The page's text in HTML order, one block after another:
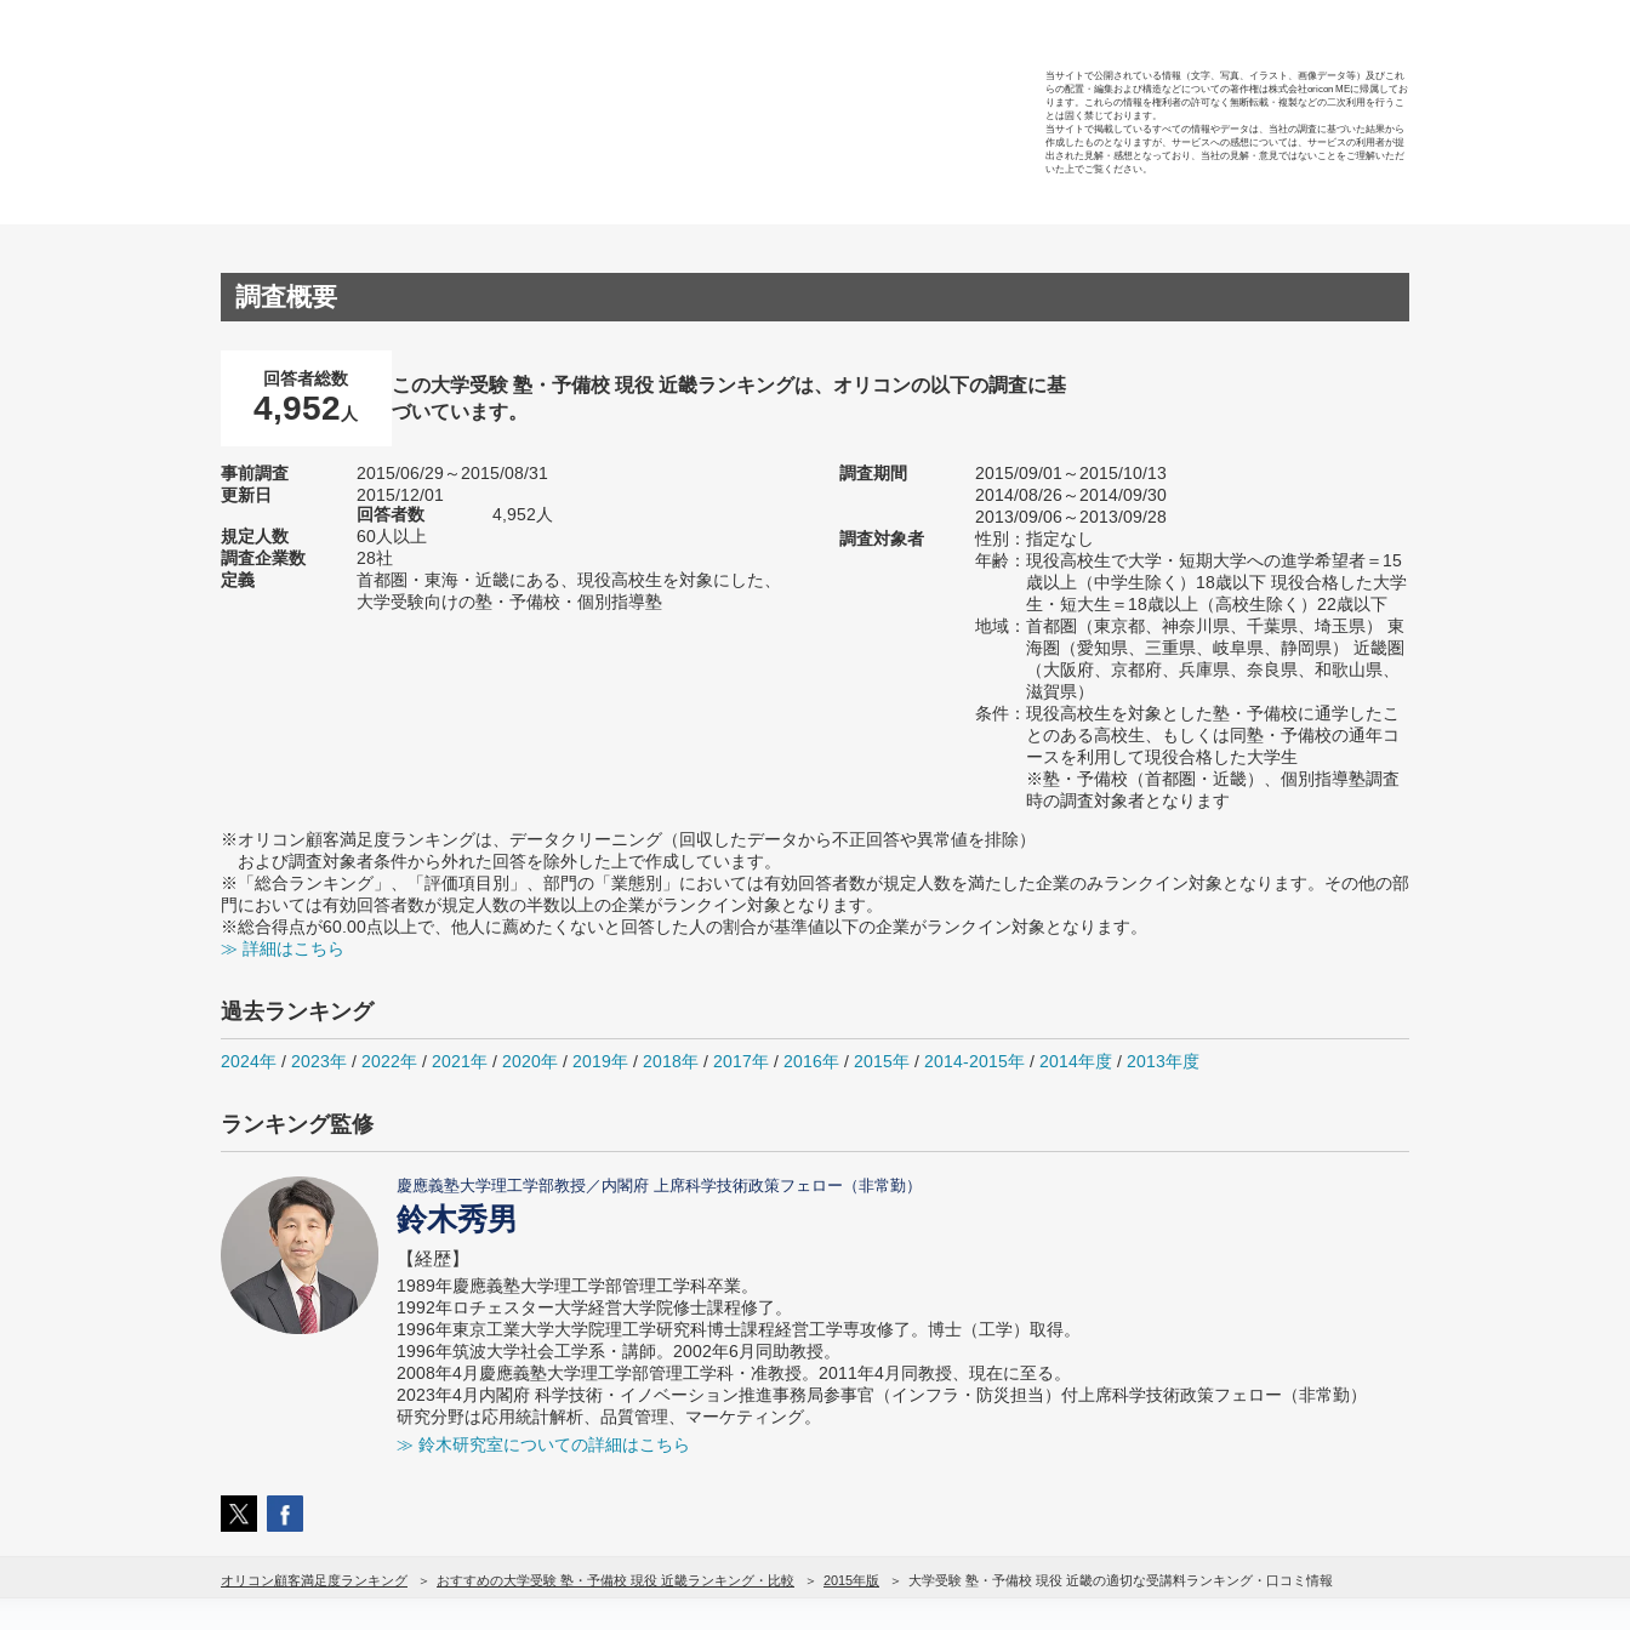
当サイトで公開されている情報（文字、写真、イラスト、画像データ等）及びこれ
らの配置・編集および構造などについての著作権は株式会社oricon MEに帰属してお
ります。これらの情報を権利者の許可なく無断転載・複製などの二次利用を行うこ
とは固く禁じております。
当サイトで掲載しているすべての情報やデータは、当社の調査に基づいた結果から
作成したものとなりますが、サービスへの感想については、サービスの利用者が提
出された見解・感想となっており、当社の見解・意見ではないことをご理解いただ
いた上でご覧ください。
調査概要
回答者総数
4,952 人
この大学受験 塾・予備校 現役 近畿ランキングは、オリコンの以下の調査に基
づいています。
事前調査
2015/06/29～2015/08/31
更新日
2015/12/01
回答者数
4,952人
規定人数
60人以上
調査企業数
28社
定義
首都圏・東海・近畿にある、現役高校生を対象にした、
大学受験向けの塾・予備校・個別指導塾
調査期間
2015/09/01～2015/10/13
2014/08/26～2014/09/30
2013/09/06～2013/09/28
調査対象者
性別：指定なし
年齢：現役高校生で大学・短期大学への進学希望者＝15
歳以上（中学生除く）18歳以下 現役合格した大学
生・短大生＝18歳以上（高校生除く）22歳以下
地域：首都圏（東京都、神奈川県、千葉県、埼玉県） 東
海圏（愛知県、三重県、岐阜県、静岡県） 近畿圏
（大阪府、京都府、兵庫県、奈良県、和歌山県、
滋賀県）
条件：現役高校生を対象とした塾・予備校に通学したこ
とのある高校生、もしくは同塾・予備校の通年コ
ースを利用して現役合格した大学生
※塾・予備校（首都圏・近畿）、個別指導塾調査
時の調査対象者となります
※オリコン顧客満足度ランキングは、データクリーニング（回収したデータから不正回答や異常値を排除）
および調査対象者条件から外れた回答を除外した上で作成しています。
※「総合ランキング」、「評価項目別」、部門の「業態別」においては有効回答者数が規定人数を満たした企業のみランクイン対象となります。その他の部
門においては有効回答者数が規定人数の半数以上の企業がランクイン対象となります。
※総合得点が60.00点以上で、他人に薦めたくないと回答した人の割合が基準値以下の企業がランクイン対象となります。
≫ 詳細はこちら
過去ランキング
2024年 / 2023年 / 2022年 / 2021年 / 2020年 / 2019年 / 2018年 / 2017年 / 2016年 / 2015年 / 2014-2015年 / 2014年度 / 2013年度
ランキング監修
慶應義塾大学理工学部教授／内閣府 上席科学技術政策フェロー（非常勤）
鈴木秀男
【経歴】
1989年慶應義塾大学理工学部管理工学科卒業。
1992年ロチェスター大学経営大学院修士課程修了。
1996年東京工業大学大学院理工学研究科博士課程経営工学専攻修了。博士（工学）取得。
1996年筑波大学社会工学系・講師。2002年6月同助教授。
2008年4月慶應義塾大学理工学部管理工学科・准教授。2011年4月同教授、現在に至る。
2023年4月内閣府 科学技術・イノベーション推進事務局参事官（インフラ・防災担当）付上席科学技術政策フェロー（非常勤）
研究分野は応用統計解析、品質管理、マーケティング。
≫ 鈴木研究室についての詳細はこちら
オリコン顧客満足度ランキング おすすめの大学受験 塾・予備校 現役 近畿ランキング・比較 2015年版 大学受験 塾・予備校 現役 近畿の適切な受講料ランキング・口コミ情報